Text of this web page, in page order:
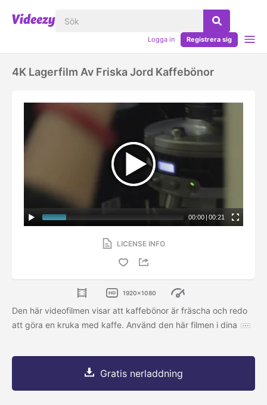
Logga in Registrera sig
4K Lagerfilm Av Friska Jord Kaffebönor
00:00 | 00:21
LICENSE INFO
1920x1080
Den här videofilmen visar att kaffebönor är fräscha och redo
att göra en kruka med kaffe. Använd den här filmen i dina
Gratis nerladdning